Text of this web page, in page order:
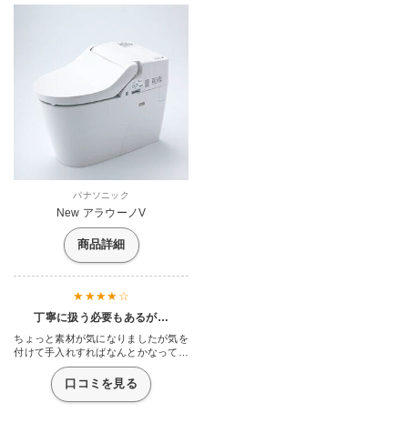
パナソニック
New アラウーノV
商品詳細
丁寧に扱う必要もあるが…
ちょっと素材が気になりましたが気を
付けて手入れすればなんとかなってい
ます。陶器に比べて汚れにくいのはい
いと思ったのですが、その分ガラスを
扱うまでとはいかないまでも専用のブ
ラシで掃除しないとダメなのがちょっ
口コミを見る